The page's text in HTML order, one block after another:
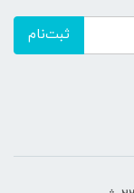
ثبت‌نام